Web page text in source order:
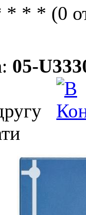
* * * (0
05-